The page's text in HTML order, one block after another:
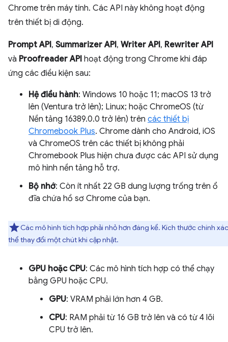
Chrome trên máy tính. Các API này không hoạt động
trên thiết bị di động.
Prompt API, Summarizer API, Writer API, Rewriter API
và Proofreader API hoạt động trong Chrome khi đáp
ứng các điều kiện sau:
Hệ điều hành: Windows 10 hoặc 11; macOS 13 trở
lên (Ventura trở lên); Linux; hoặc ChromeOS (từ
Nền tảng 16389.0.0 trở lên) trên các thiết bị
Chromebook Plus. Chrome dành cho Android, iOS
và ChromeOS trên các thiết bị không phải
Chromebook Plus hiện chưa được các API sử dụng
mô hình nền tảng hỗ trợ.
Bộ nhớ: Còn ít nhất 22 GB dung lượng trống trên ổ
đĩa chứa hồ sơ Chrome của bạn.
Các mô hình tích hợp phải nhỏ hơn đáng kể. Kích thước chính
thể thay đổi một chút khi cập nhật.
GPU hoặc CPU: Các mô hình tích hợp có thể chạy
bằng GPU hoặc CPU.
GPU: VRAM phải lớn hơn 4 GB.
CPU: RAM phải từ 16 GB trở lên và có từ 4 lõi
CPU trở lên.